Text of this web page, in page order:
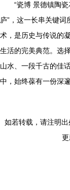
“瓷博 景德镇陶
庐”，这一长串关键
术，是历史与传说的
生活的完美典范。选
山水、一段千古的佳
中，始终葆有一份深
如若转载，请注明